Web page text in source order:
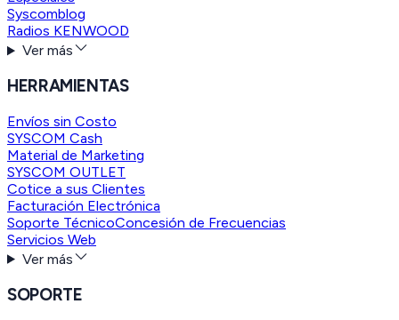
Syscomblog
Radios KENWOOD
Ver más
HERRAMIENTAS
Envíos sin Costo
SYSCOM Cash
Material de Marketing
SYSCOM OUTLET
Cotice a sus Clientes
Facturación Electrónica
Soporte TécnicoConcesión de Frecuencias
Servicios Web
Ver más
SOPORTE